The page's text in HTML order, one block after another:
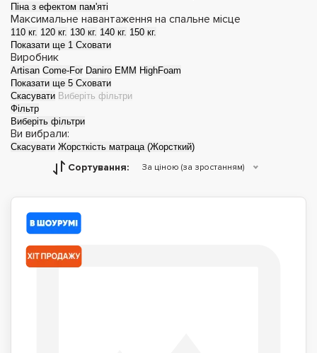
Матраци топери Футони
Піна з ефектом пам'яті
Максимальне навантаження на спальне місце
110 кг. 120 кг. 130 кг. 140 кг. 150 кг.
Показати ще 1 Сховати
Виробник
Artisan Come-For Daniro EMM HighFoam
Показати ще 5 Сховати
Скасувати Виберіть фільтри
Фільтр
Виберіть фільтри
Ви вибрали:
Скасувати Жорсткість матраца (Жорсткий)
Сортування: За ціною (за зростанням)